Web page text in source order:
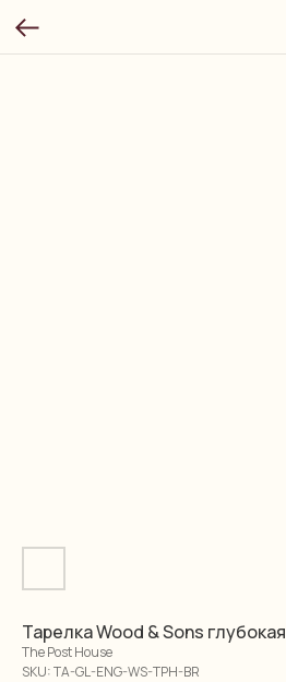
Тарелка Wood & Sons глубокая
The Post House
SKU:TA-GL-ENG-WS-TPH-BR